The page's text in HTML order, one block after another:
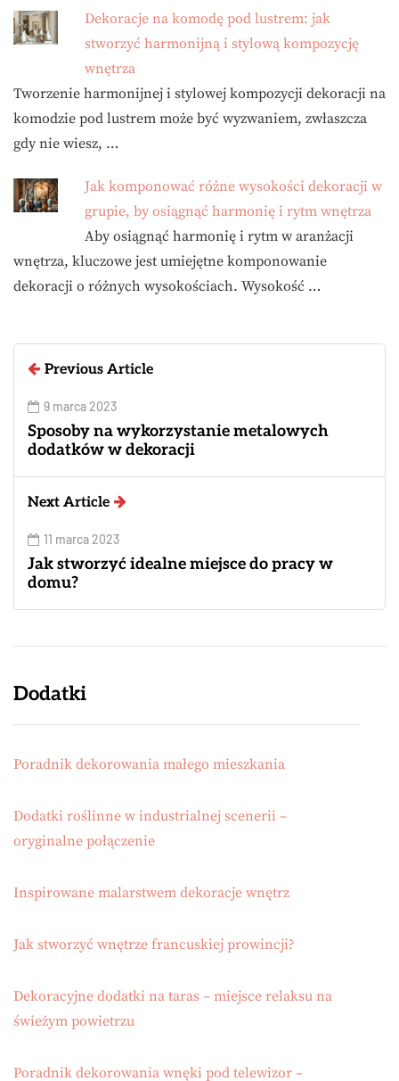
Dekoracje na komodę pod lustrem: jak
stworzyć harmonijną i stylową kompozycję
wnętrza
Tworzenie harmonijnej i stylowej kompozycji dekoracji na
komodzie pod lustrem może być wyzwaniem, zwłaszcza
gdy nie wiesz, …
Jak komponować różne wysokości dekoracji w
grupie, by osiągnąć harmonię i rytm wnętrza
Aby osiągnąć harmonię i rytm w aranżacji
wnętrza, kluczowe jest umiejętne komponowanie
dekoracji o różnych wysokościach. Wysokość …
Previous Article
9 marca 2023
Sposoby na wykorzystanie metalowych
dodatków w dekoracji
Next Article
11 marca 2023
Jak stworzyć idealne miejsce do pracy w
domu?
Dodatki
Poradnik dekorowania małego mieszkania
Dodatki roślinne w industrialnej scenerii –
oryginalne połączenie
Inspirowane malarstwem dekoracje wnętrz
Jak stworzyć wnętrze francuskiej prowincji?
Dekoracyjne dodatki na taras – miejsce relaksu na
świeżym powietrzu
Poradnik dekorowania wnęki pod telewizor –